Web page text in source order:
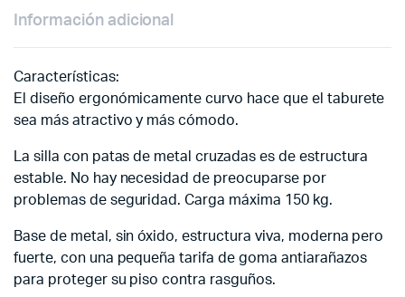
Información adicional
Características:
El diseño ergonómicamente curvo hace que el taburete
sea más atractivo y más cómodo.
La silla con patas de metal cruzadas es de estructura
estable. No hay necesidad de preocuparse por
problemas de seguridad. Carga máxima 150 kg.
Base de metal, sin óxido, estructura viva, moderna pero
fuerte, con una pequeña tarifa de goma antiarañazos
para proteger su piso contra rasguños.